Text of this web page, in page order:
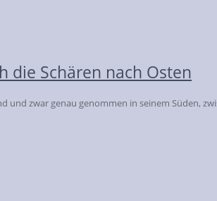
die Schären nach Osten
und zwar genau genommen in seinem Süden,